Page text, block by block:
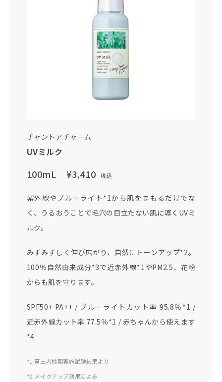
チャントアチャーム
UVミルク
100mL ¥3,410 税込
紫外線やブルーライト*1から肌をまもるだけでな
く、うるおうことで毛穴の目立たない肌に導くUVミ
ルク。
みずみずしく伸び広がり、自然にトーンアップ*2。
100％自然由来成分*3で近赤外線*1やPM2.5、花粉
からも肌を守ります。
SPF50+ PA++ / ブルーライトカット率 95.8％*1 /
近赤外線カット率 77.5％*1 / 赤ちゃんから使えます
*4
*1 第三者機関実施試験結果より
*2 メイクアップ効果による